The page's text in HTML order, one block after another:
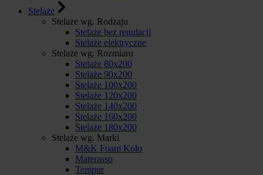
Stelaże
Stelaże wg. Rodzaju
Stelaże bez regulacji
Stelaże elektryczne
Stelaże wg. Rozmiaru
Stelaże 80x200
Stelaże 90x200
Stelaże 100x200
Stelaże 120x200
Stelaże 140x200
Stelaże 160x200
Stelaże 180x200
Stelaże wg. Marki
M&K Foam Kolo
Materasso
Tempur